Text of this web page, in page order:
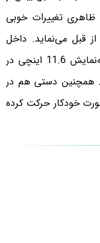
ظاهری تغییرات خوبی
قبل می‌نماید. داخل
کابین هم نسبتاً زیبا بوده و چینش صفحه‌نمایش 11.6 اینچی در
همچنین دستی هم در
خودکار حرکت کرده